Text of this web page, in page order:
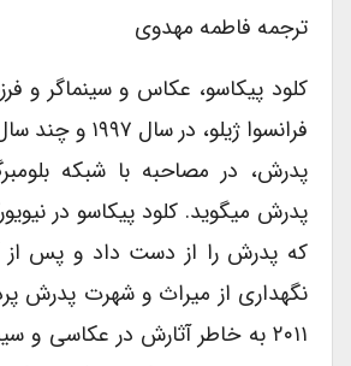
ترجمه فاطمه مهدوی
کلود پیکاسو، عکاس و سینماگر و
فرانسوا ژیلو، در
پدرش، در مصاحبه با شبکه
پدرش میگوید. کلود پیکاسو در
که پدرش را از دست داد و پس از
نگهداری از میراث و شهرت پدرش
۲۰۱۱ به خاطر آثارش در عکاسی و